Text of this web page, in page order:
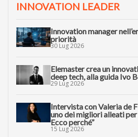
INNOVATION LEADER
Innovation manager
priorità
30 Lug 2026
Elemaster crea un
deep tech, alla guida Ivo
29 Lug 2026
Intervista con Valeria de
uno dei migliori alleati
Ecco perché”
15 Lug 2026